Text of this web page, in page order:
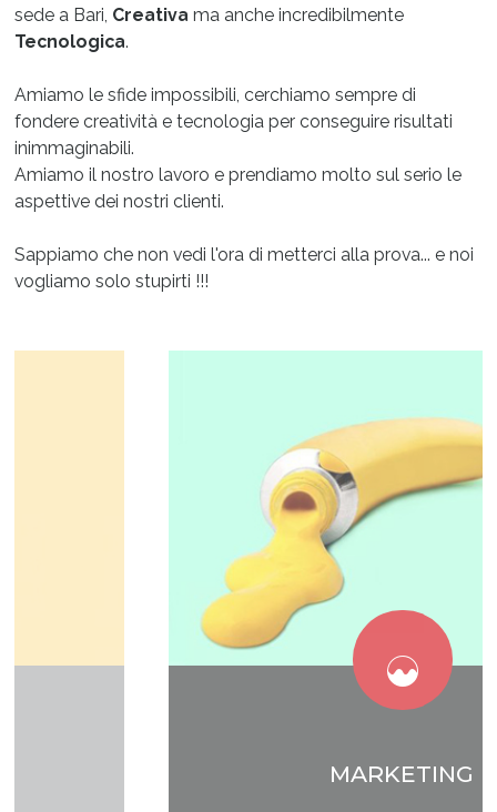
sede a Bari, Creativa ma anche incredibilmente
Tecnologica.
Amiamo le sfide impossibili, cerchiamo sempre di
fondere creatività e tecnologia per conseguire risultati
inimmaginabili.
Amiamo il nostro lavoro e prendiamo molto sul serio le
aspettive dei nostri clienti.
Sappiamo che non vedi l'ora di metterci alla prova... e noi
vogliamo solo stupirti !!!